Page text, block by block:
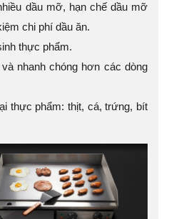
dầu mỡ, hạn chế dầu mỡ
chi phí dầu ăn.
thực phẩm.
nhanh chóng hơn các dòng
thực phẩm: thịt, cá, trứng, bít